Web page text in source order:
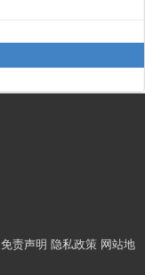
免责声明 隐私政策 网站地